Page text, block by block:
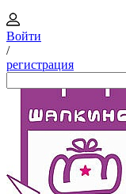
Войти
/
регистрация